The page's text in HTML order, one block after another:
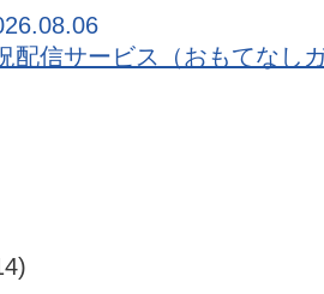
配信サービス（おもてなし